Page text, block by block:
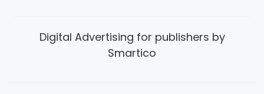
Digital Advertising for publishers by
Smartico